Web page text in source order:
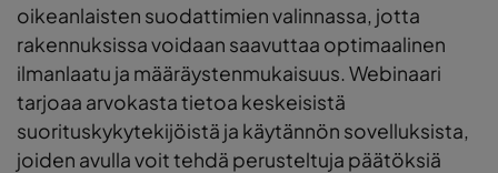
oikeanlaisten suodattimien valinnassa, jotta
rakennuksissa voidaan saavuttaa optimaalinen
ilmanlaatu ja määräystenmukaisuus. Webinaari
tarjoaa arvokasta tietoa keskeisistä
suorituskykytekijöistä ja käytännön sovelluksista,
joiden avulla voit tehdä perusteltuja päätöksiä